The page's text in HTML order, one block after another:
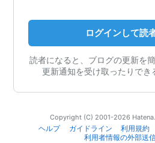
ログインして読
読者になると、ブログの更新を
更新通知を受け取ったりでき
Copyright (C) 2001-2026
ヘルプ
ガイドライン 利用規約
利用者情報の外部送